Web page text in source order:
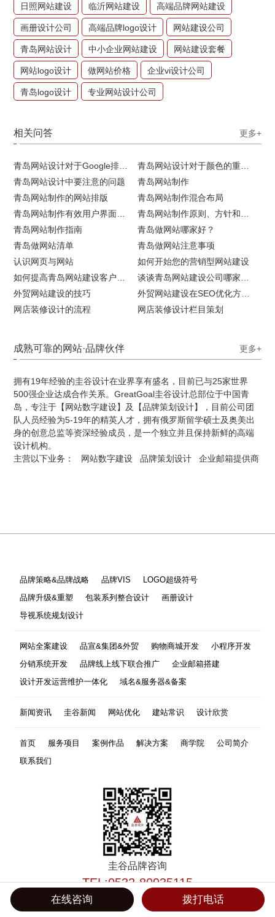
日照网站建设 临沂网站建设 高端品牌网站建设
画册设计公司 高端品牌logo设计 网站建设公司
青岛网站设计 中小企业网站建设 网站建设套餐
网站logo设计 做网站价格 企业vi设计公司
青岛logo设计 专业网站设计公司
相关问答 更多+
青岛网站设计中要注意的问题
青岛网站制作
青岛网站制作的网站排版
青岛网站制作混合布局
青岛网站制作指南
青岛做网站哪家好？
青岛做网站清单
青岛做网站注意事项
认识网页与网站
如何开始您的营销型网站建设
外贸网站建设的技巧
网店装修设计的流程
网店装修设计栏目策划
成熟可靠的网站·品牌伙伴 更多+
拥有19年经验的圭谷设计在业界享有盛名，目前已与25家世界
500强企业达成合作关系。GreatGoal圭谷设计总部位于中国青
岛，专注于【网站数字建设】及【品牌策划设计】，目前公司团
队人员经验为5-19年的精英人才，拥有俄罗斯留学硕士及奥美出
身的创意总监等资深经验成员，是一个独立并且保持新鲜的高端
设计机构。
主营以下业务： 网站数字建设 品牌策划设计 企业邮箱提供商
在线咨询 拨打电话
品牌策略&品牌战略 品牌VIS
LOGO超级符号
品牌升级&重塑
包装系列整合设计
画册设计
导视系统规划设计
网站全案建设 品宣&集团&外贸 购物商城开发
小程序开发
分销系统开发
品牌线上线下联合推广
企业邮箱搭建
设计开发运营维护一体化
域名&服务器&备案
新闻资讯 圭谷新闻 网站优化 建站常识 设计欣赏
首页 服务项目 案例作品 解决方案 商学院
公司简介
联系我们
圭谷品牌咨询
TEL:0532-80935115